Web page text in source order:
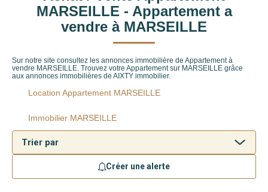
MARSEILLE - Appartement a
vendre à MARSEILLE
Sur notre site consultez les annonces immobilière de Appartement à
vendre MARSEILLE. Trouvez votre Appartement sur MARSEILLE grâce
aux annonces immobilières de AIXTY immobilier.
Location Appartement MARSEILLE
Immobilier MARSEILLE
Créer une alerte